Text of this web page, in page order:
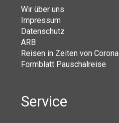
Wir über uns
Impressum
Datenschutz
ARB
Reisen in Zeiten von Corona
Formblatt Pauschalreise
Service